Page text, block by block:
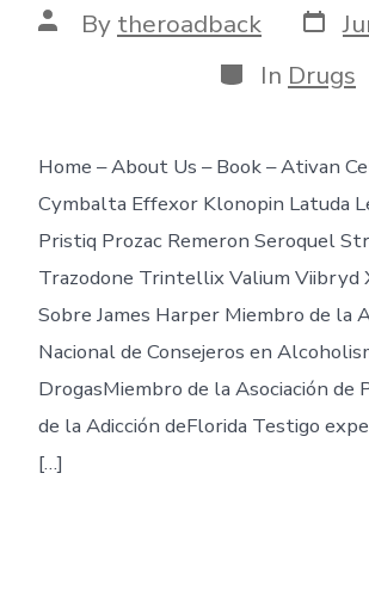
Post
author
By theroadback Post
date
Categories
In Drugs
Home – About Us – Book – Ativan
Cymbalta Effexor Klonopin Latuda
Pristiq Prozac Remeron Seroquel
Trazodone Trintellix Valium Viibryd
Sobre James Harper Miembro de la
Nacional de Consejeros en
DrogasMiembro de la Asociación de
de la Adicción deFlorida Testigo
[…]